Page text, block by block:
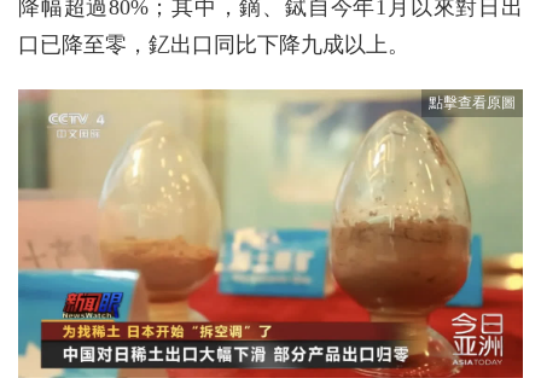
降幅超過80%；其中，鏑、鋱自今年1月以來對日出
口已降至零，釔出口同比下降九成以上。